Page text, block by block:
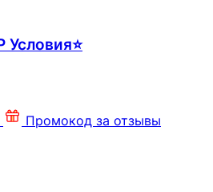
Промокод за отзывы